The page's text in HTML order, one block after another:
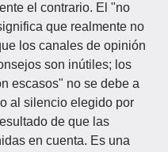
el contrario. El "no
que realmente no
los canales de opinión
son inútiles; los
escasos" no se debe a
al silencio elegido por
de que las
en cuenta. Es una